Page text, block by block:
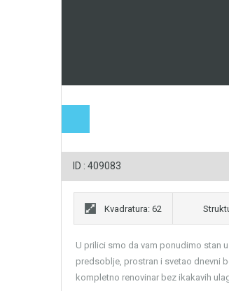
ID : 409083
Kvadratura: 62
U prilici smo da vam ponudimo stan
predsoblje, prostran i svetao dnevni
kompletno renovinar bez ikakavih